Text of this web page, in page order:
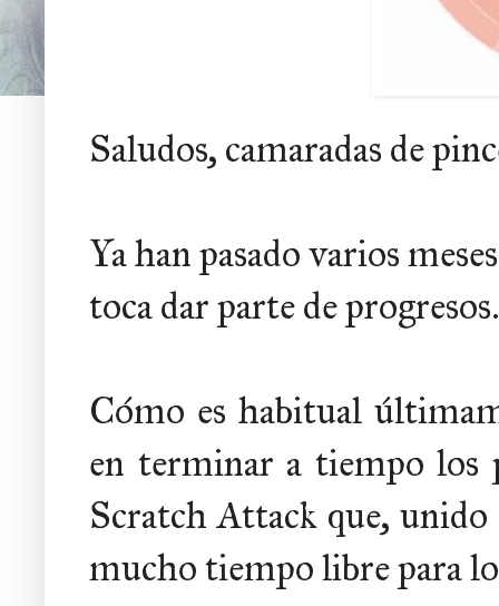
Saludos, camaradas de
Ya han pasado varios
toca dar parte de progresos.
Cómo es habitual
en terminar a tiempo los
Scratch Attack que,
mucho tiempo libre para